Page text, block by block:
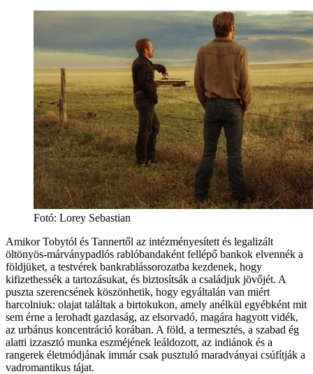
Fotó: Lorey Sebastian
Amikor Tobytól és Tannertől az intézményesített és legalizált
öltönyös-márványpadlós rablóbandaként fellépő bankok elvennék a
földjüket, a testvérek bankrablássorozatba kezdenek, hogy
kifizethessék a tartozásukat, és biztosítsák a családjuk jövőjét. A
puszta szerencsének köszönhetik, hogy egyáltalán van miért
harcolniuk: olajat találtak a birtokukon, amely anélkül egyébként mit
sem érne a lerohadt gazdaság, az elsorvadó, magára hagyott vidék,
az urbánus koncentráció korában. A föld, a termesztés, a szabad ég
alatti izzasztó munka eszméjének leáldozott, az indiánok és a
rangerek életmódjának immár csak pusztuló maradványai csúfítják a
vadromantikus tájat.